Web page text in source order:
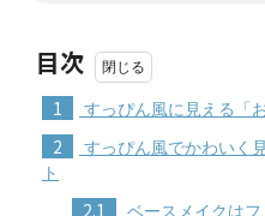
目次
1 すっぴん風に見える「
2
すっぴん風でかわいく
ト
2.1 ベースメイクはフ